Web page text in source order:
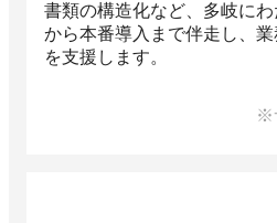
書類の構造化など、多岐に
から本番導入まで伴走し、
を支援します。
※